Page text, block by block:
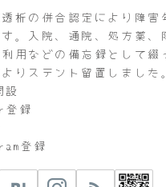
析の併合認定により障害
。入院、通院、処方薬、
用などの備忘録として綴
りステント留置しました。
設
録
登録